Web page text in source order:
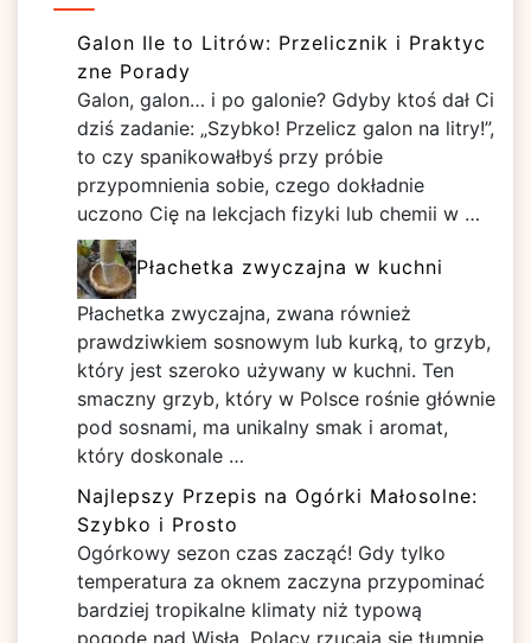
Galon Ile to Litrów: Przelicznik i Praktyc
zne Porady
Galon, galon… i po galonie? Gdyby ktoś dał Ci
dziś zadanie: „Szybko! Przelicz galon na litry!”,
to czy spanikowałbyś przy próbie
przypomnienia sobie, czego dokładnie
uczono Cię na lekcjach fizyki lub chemii w …
Płachetka zwyczajna w kuchni
Płachetka zwyczajna, zwana również
prawdziwkiem sosnowym lub kurką, to grzyb,
który jest szeroko używany w kuchni. Ten
smaczny grzyb, który w Polsce rośnie głównie
pod sosnami, ma unikalny smak i aromat,
który doskonale …
Najlepszy Przepis na Ogórki Małosolne:
Szybko i Prosto
Ogórkowy sezon czas zacząć! Gdy tylko
temperatura za oknem zaczyna przypominać
bardziej tropikalne klimaty niż typową
pogodę nad Wisłą, Polacy rzucają się tłumnie